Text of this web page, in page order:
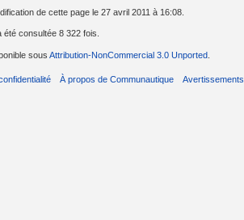
de cette page le 27 avril 2011 à 16:08.
été consultée 8 322 fois.
sous Attribution-NonCommercial 3.0 Unported
À propos de Communautique Avertissements